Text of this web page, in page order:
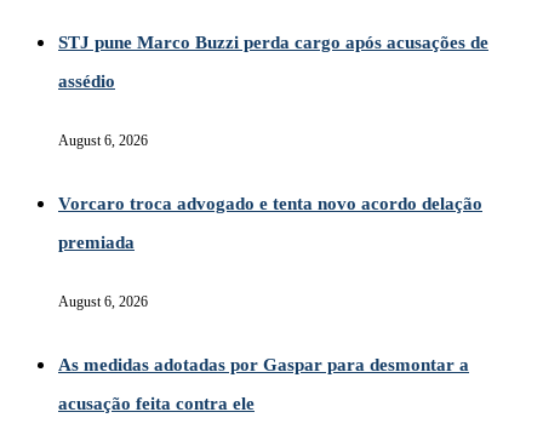
STJ pune Marco Buzzi perda cargo após acusações de
assédio
August 6, 2026
Vorcaro troca advogado e tenta novo acordo delação
premiada
August 6, 2026
As medidas adotadas por Gaspar para desmontar a
acusação feita contra ele